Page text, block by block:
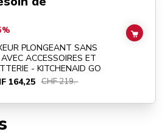
SANS FIL AVEC ACCESSOIRES ET
PLONGEANT SANS
AVEC ACCESSOIRES ET
- KITCHENAID GO
164,25 CHF 219.-
ADD